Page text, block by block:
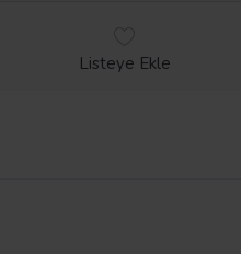
Listeye Ekle